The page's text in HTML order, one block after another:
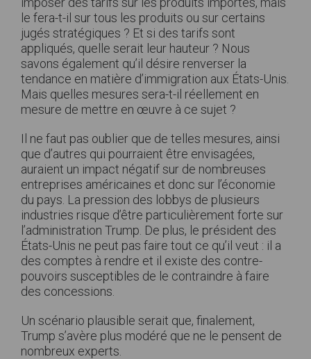
le fera-t-il sur tous les produits ou sur certains
jugés stratégiques ? Et si des tarifs sont
appliqués, quelle serait leur hauteur ? Nous
savons également qu’il désire renverser la
tendance en matière d’immigration aux États-Unis.
Mais quelles mesures sera-t-il réellement en
mesure de mettre en œuvre à ce sujet ?
Il ne faut pas oublier que de telles mesures, ainsi
que d’autres qui pourraient être envisagées,
auraient un impact négatif sur de nombreuses
entreprises américaines et donc sur l’économie
du pays. La pression des lobbys de plusieurs
industries risque d’être particulièrement forte sur
l’administration Trump. De plus, le président des
États-Unis ne peut pas faire tout ce qu’il veut : il a
des comptes à rendre et il existe des contre-
pouvoirs susceptibles de le contraindre à faire
des concessions.
Un scénario plausible serait que, finalement,
Trump s’avère plus modéré que ne le pensent de
nombreux experts.